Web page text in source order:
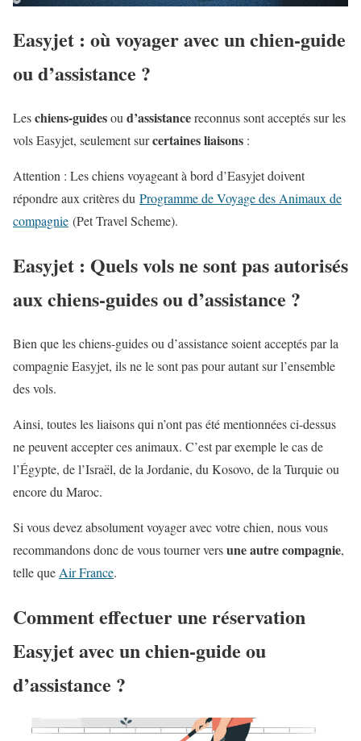
Easyjet : où voyager avec un chien-guide
ou d’assistance ?
Leschiens-guidesou d’assistancereconnus sont acceptés sur les
vols Easyjet, seulement surcertaines liaisons :
Attention : Les chiens voyageant à bord d’Easyjet doivent
répondre aux critères du Programme de Voyage des Animaux de
compagnie (Pet Travel Scheme).
Easyjet : Quels vols ne sont pas autorisés
aux chiens-guides ou d’assistance ?
Bien que les chiens-guides ou d’assistance soient acceptés par la
compagnie Easyjet, ils ne le sont pas pour autant sur l’ensemble
des vols.
Ainsi, toutes les liaisons qui n’ont pas été mentionnées ci-dessus
ne peuvent accepter ces animaux. C’est par exemple le cas de
l’Égypte, de l’Israël, de la Jordanie, du Kosovo, de la Turquie ou
encore du Maroc.
Si vous devez absolument voyager avec votre chien, nous vous
recommandons donc de vous tourner versune autre compagnie,
telle que Air France.
Comment effectuer une réservation
Easyjet avec un chien-guide ou
d’assistance ?